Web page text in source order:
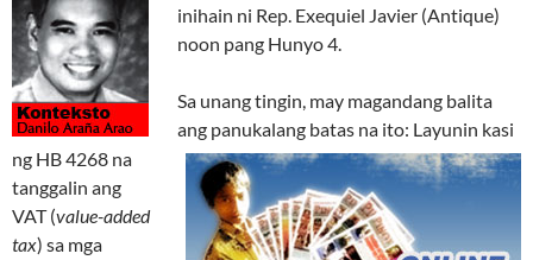
inihain ni Rep. Exequiel Javier (Antique)
noon pang Hunyo 4.
Sa unang tingin, may magandang balita
ang panukalang batas na ito: Layunin kasi
ng HB 4268 na
tanggalin ang
VAT (value-added
tax) sa mga